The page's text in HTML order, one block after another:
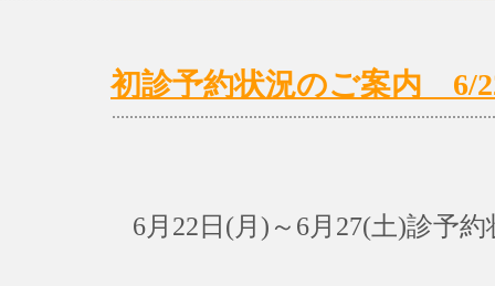
初診予約状況のご案内 6/
6月22日(月)～6月27(土)診予